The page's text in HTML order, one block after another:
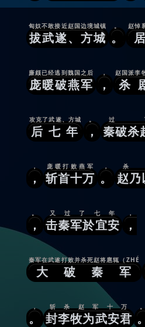
拔武遂、方城
匈奴不敢接近赵国边境城镇
。
。 赵悼
庞暖破燕军
廉颇已经逃到魏国之后
，
，
杀
赵国派李
后七年
攻克了武遂、方城
，
。
秦破杀
过
，
，
斩首十万
庞暖打败燕军
。
，
赵乃
，
。
击秦军於宜安
又过了七年
，
，
大破秦军
秦军在武遂打败并杀死赵将扈辄（ZHÉ
。
，
封李牧为武安君
斩杀赵军十万 。